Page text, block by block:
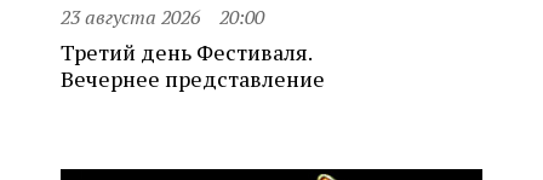
23 августа 2026 20:00
Третий день Фестиваля.
Вечернее представление